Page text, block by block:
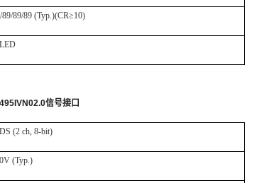
89/89/89 (Typ.)(CR≥10)
信号接口
(2 ch, 8-bit)
(Typ.)